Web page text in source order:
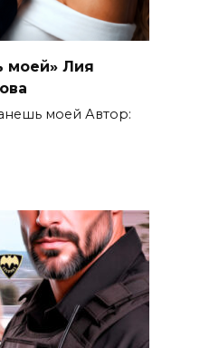
моей» Лия
моей Автор: